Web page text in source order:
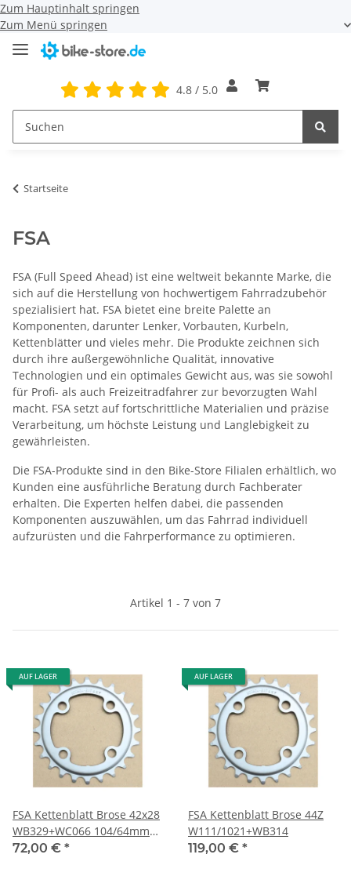
Zum Hauptinhalt springen
Zum Menü springen
4.8 / 5.0
Startseite
FSA
FSA (Full Speed Ahead) ist eine weltweit bekannte Marke, die
sich auf die Herstellung von hochwertigem Fahrradzubehör
spezialisiert hat. FSA bietet eine breite Palette an
Komponenten, darunter Lenker, Vorbauten, Kurbeln,
Kettenblätter und vieles mehr. Die Produkte zeichnen sich
durch ihre außergewöhnliche Qualität, innovative
Technologien und ein optimales Gewicht aus, was sie sowohl
für Profi- als auch Freizeitradfahrer zur bevorzugten Wahl
macht. FSA setzt auf fortschrittliche Materialien und präzise
Verarbeitung, um höchste Leistung und Langlebigkeit zu
gewährleisten.
Die FSA-Produkte sind in den Bike-Store Filialen erhältlich, wo
Kunden eine ausführliche Beratung durch Fachberater
erhalten. Die Experten helfen dabei, die passenden
Komponenten auszuwählen, um das Fahrrad individuell
aufzurüsten und die Fahrperformance zu optimieren.
Artikel 1 - 7 von 7
AUF LAGER
FSA Kettenblatt Brose 42x28
WB329+WC066 104/64mm
Lochkreis
72,00 € *
AUF LAGER
FSA Kettenblatt Brose 44Z
W111/1021+WB314
119,00 € *